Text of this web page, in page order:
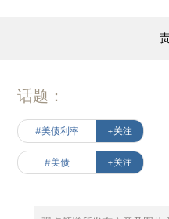
话题：
#美债利率 +关注
#美债 +关注